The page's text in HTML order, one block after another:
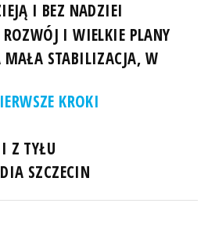
I BEZ NADZIEI
I WIELKIE PLANY
STABILIZACJA, W
KROKI
Z TYŁU
SZCZECIN